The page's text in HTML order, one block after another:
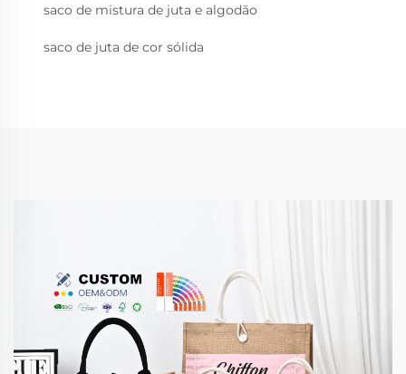
saco de mistura de juta e algodão
saco de juta de cor sólida